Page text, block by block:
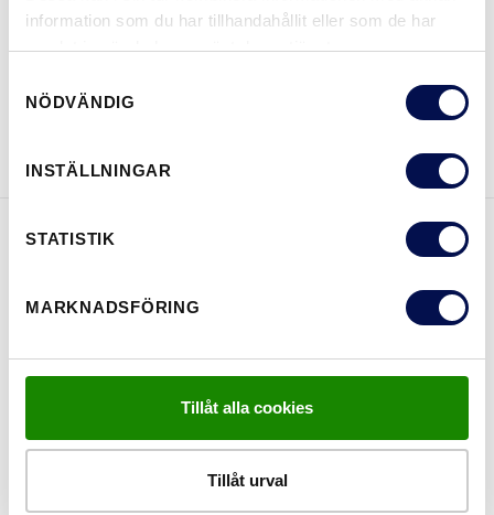
information som du har tillhandahållit eller som de har
samlat in när du har använt deras tjänster.
NÖDVÄNDIG
INSTÄLLNINGAR
STATISTIK
MARKNADSFÖRING
Tillåt alla cookies
Tillåt urval
VAR KAN MAN KÖPA
KONTAKTA OSS